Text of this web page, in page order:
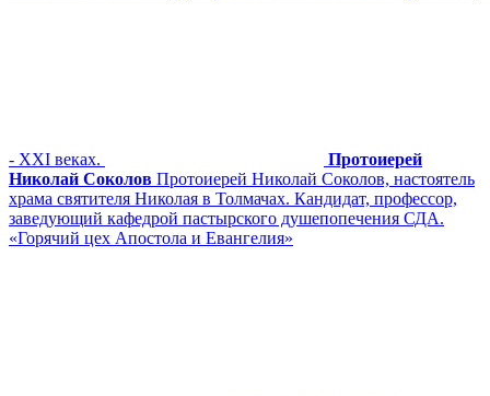
- XXI веках.
Протоиерей
Николай Соколов Протоиерей Николай Соколов, настоятель
храма святителя Николая в Толмачах. Кандидат, профессор,
заведующий кафедрой пастырского душепопечения СДА.
«Горячий цех Апостола и Евангелия»